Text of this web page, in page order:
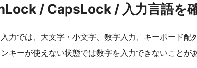
/ CapsLock / 入力言語を
力では、大文字・小文字、数字入力、キーボード配
キーが使えない状態では数字を入力できないことが